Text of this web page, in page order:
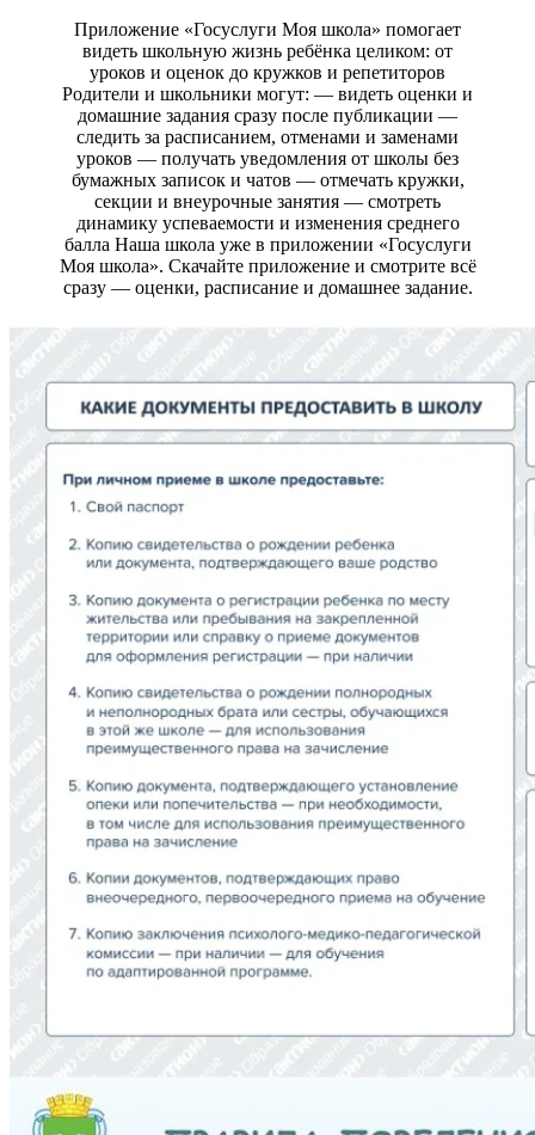
Приложение «Госуслуги Моя школа» помогает
видеть школьную жизнь ребёнка целиком: от
уроков и оценок до кружков и репетиторов
Родители и школьники могут: — видеть оценки и
домашние задания сразу после публикации —
следить за расписанием, отменами и заменами
уроков — получать уведомления от школы без
бумажных записок и чатов — отмечать кружки,
секции и внеурочные занятия — смотреть
динамику успеваемости и изменения среднего
балла Наша школа уже в приложении «Госуслуги
Моя школа». Скачайте приложение и смотрите всё
сразу — оценки, расписание и домашнее задание.